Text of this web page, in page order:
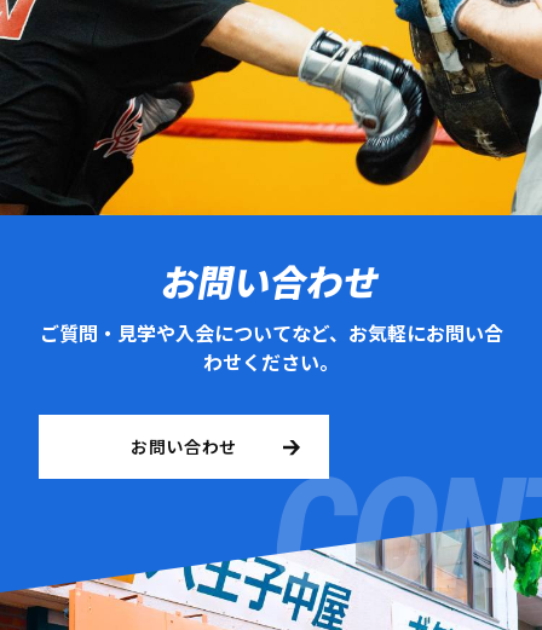
お問い合わせ
ご質問・見学や入会についてなど、お気軽にお問い合
わせください。
お問い合わせ